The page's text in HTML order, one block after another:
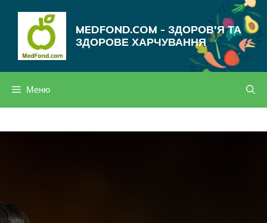
MEDFOND.COM - ЗДОРОВ'Я ТА
ЗДОРОВЕ ХАРЧУВАННЯ
Меню